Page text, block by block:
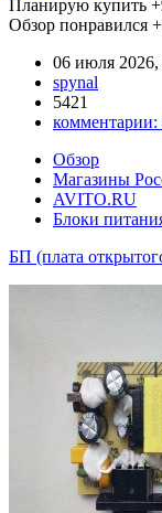
Планирую купить
Обзор понравился
06 июля 2026,
spynal
5421
комментарии:
Обзор
Магазины
AVITO.RU
Блоки
БП (плата